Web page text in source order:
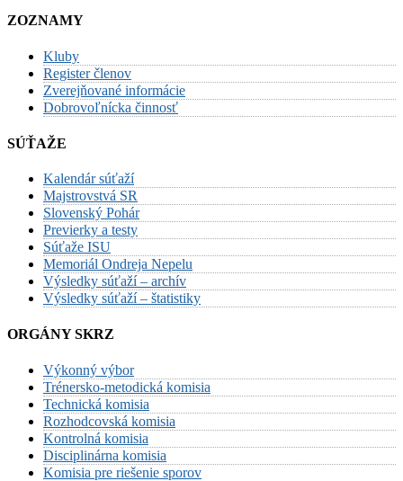
ZOZNAMY
Kluby
Register členov
Zverejňované informácie
Dobrovoľnícka činnosť
SÚŤAŽE
Kalendár súťaží
Majstrovstvá SR
Slovenský Pohár
Previerky a testy
Súťaže ISU
Memoriál Ondreja Nepelu
Výsledky súťaží – archív
Výsledky súťaží – štatistiky
ORGÁNY SKRZ
Výkonný výbor
Trénersko-metodická komisia
Technická komisia
Rozhodcovská komisia
Kontrolná komisia
Disciplinárna komisia
Komisia pre riešenie sporov